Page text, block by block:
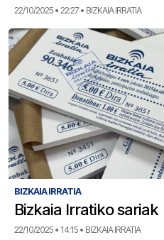
22/10/2025 • 22:27 • BIZKAIA IRRATIA
BIZKAIA IRRATIA
Bizkaia Irratiko sariak
22/10/2025 • 14:15 • BIZKAIA IRRATIA